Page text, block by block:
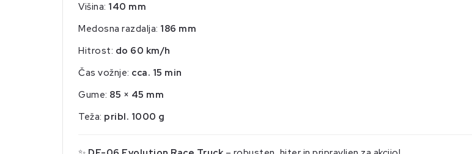
Višina: 140 mm
Medosna razdalja: 186 mm
Hitrost: do 60 km/h
Čas vožnje: cca. 15 min
Gume: 85 × 45 mm
Teža: pribl. 1000 g